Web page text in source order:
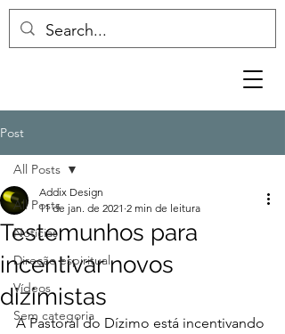
Post
All Posts
Notícias
Direção espiritual
Vídeos
Sem categoria
All Posts
Testemunhos para
incentivar novos
dizimistas
Addix Design
11 de jan. de 2021 2 min de leitura
A Pastoral do Dízimo está incentivando